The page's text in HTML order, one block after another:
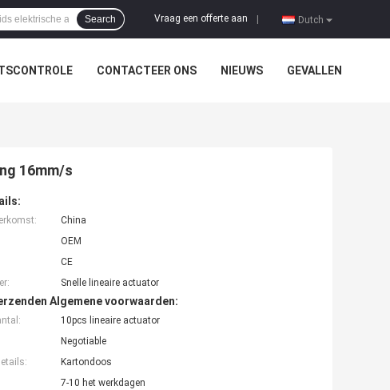
Dutch
Vraag een offerte aan
Search
CONTACTEER ONS NIEUWS GEVALLEN
16mm/s
China
OEM
CE
Snelle lineaire actuator
Algemene voorwaarden:
10pcs lineaire actuator
Negotiable
Kartondoos
7-10 het werkdagen